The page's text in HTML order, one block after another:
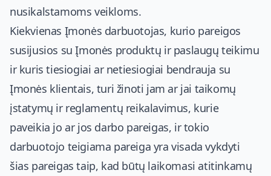
nusikalstamoms veikloms.
Kiekvienas Įmonės darbuotojas, kurio pareigos
susijusios su Įmonės produktų ir paslaugų teikimu
ir kuris tiesiogiai ar netiesiogiai bendrauja su
Įmonės klientais, turi žinoti jam ar jai taikomų
įstatymų ir reglamentų reikalavimus, kurie
paveikia jo ar jos darbo pareigas, ir tokio
darbuotojo teigiama pareiga yra visada vykdyti
šias pareigas taip, kad būtų laikomasi atitinkamų